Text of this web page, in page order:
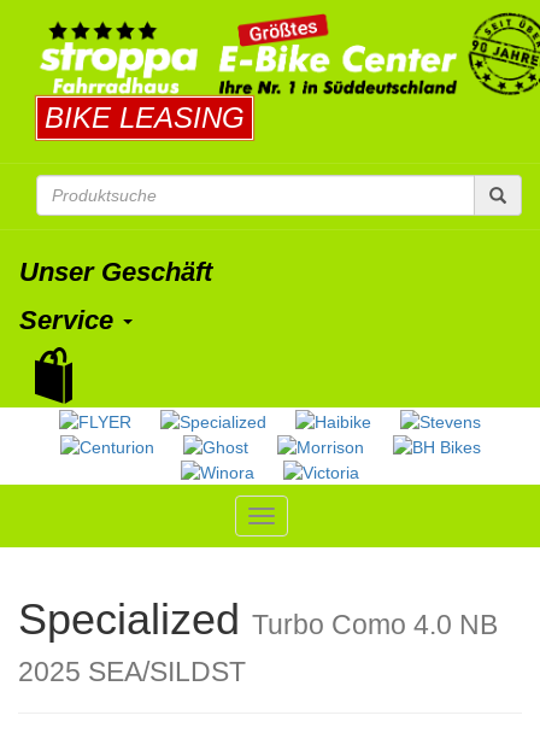
BIKE LEASING
Unser Geschäft
Service
Toggle
Specialized Turbo Como 4.0 NB
2025 SEA/SILDST